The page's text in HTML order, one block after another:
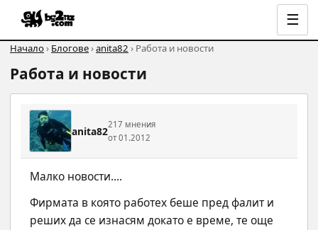
☰
Начало› Блогове›anita82 › Работа и новости
Работа и новости
anita82217 мнения
от 01.2012
Малко новости....
Фирмата в която работех беше пред фалит и
реших да се изнасям докато е време, те още